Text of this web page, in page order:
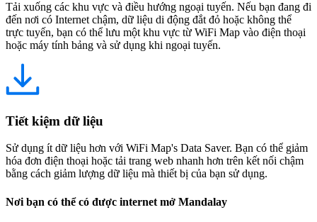
Tải xuống các khu vực và điều hướng ngoại tuyến. Nếu bạn đang đi
đến nơi có Internet chậm, dữ liệu di động đắt đỏ hoặc không thể
trực tuyến, bạn có thể lưu một khu vực từ WiFi Map vào điện thoại
hoặc máy tính bảng và sử dụng khi ngoại tuyến.
Tiết kiệm dữ liệu
Sử dụng ít dữ liệu hơn với WiFi Map's Data Saver. Bạn có thể giảm
hóa đơn điện thoại hoặc tải trang web nhanh hơn trên kết nối chậm
bằng cách giảm lượng dữ liệu mà thiết bị của bạn sử dụng.
Nơi bạn có thể có được internet mở Mandalay